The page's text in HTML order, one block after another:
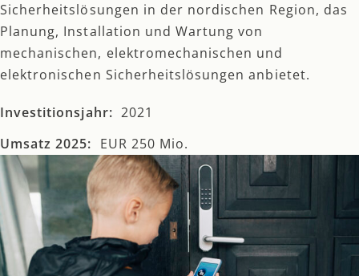
Sicherheitslösungen in der nordischen Region, das
Planung, Installation und Wartung von
mechanischen, elektromechanischen und
elektronischen Sicherheitslösungen anbietet.
Investitionsjahr: 2021
Umsatz 2025: EUR 250 Mio.